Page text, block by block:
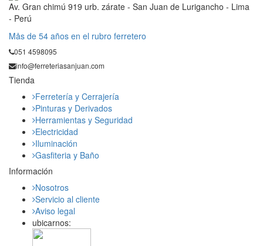
Av. Gran chimú 919 urb. zárate - San Juan de Lurigancho - Lima
- Perú
Mås de 54 años en el rubro ferretero
051 4598095
info@ferreteriasanjuan.com
Tienda
Ferretería y Cerrajería
Pinturas y Derivados
Herramientas y Seguridad
Electricidad
Iluminación
Gasfiteria y Baño
Información
Nosotros
Servicio al cliente
Aviso legal
ubicarnos: